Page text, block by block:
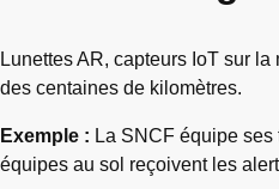
Lunettes AR, capteurs IoT sur
des centaines de kilomètres.
Exemple : La SNCF équipe
équipes au sol reçoivent les